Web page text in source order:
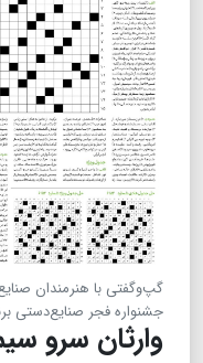
گپ‌وگفتی با هنرمندان
جشنواره فجر صنایع‌دستی
وارثان سرو